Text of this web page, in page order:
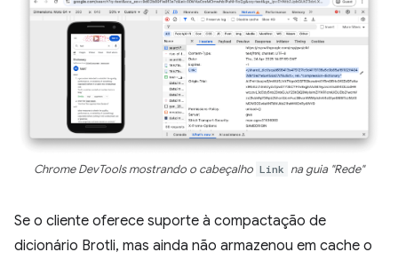
Chrome DevTools mostrando o cabeçalho Link na guia "Rede"
Se o cliente oferece suporte à compactação de
dicionário Brotli, mas ainda não armazenou em cache o